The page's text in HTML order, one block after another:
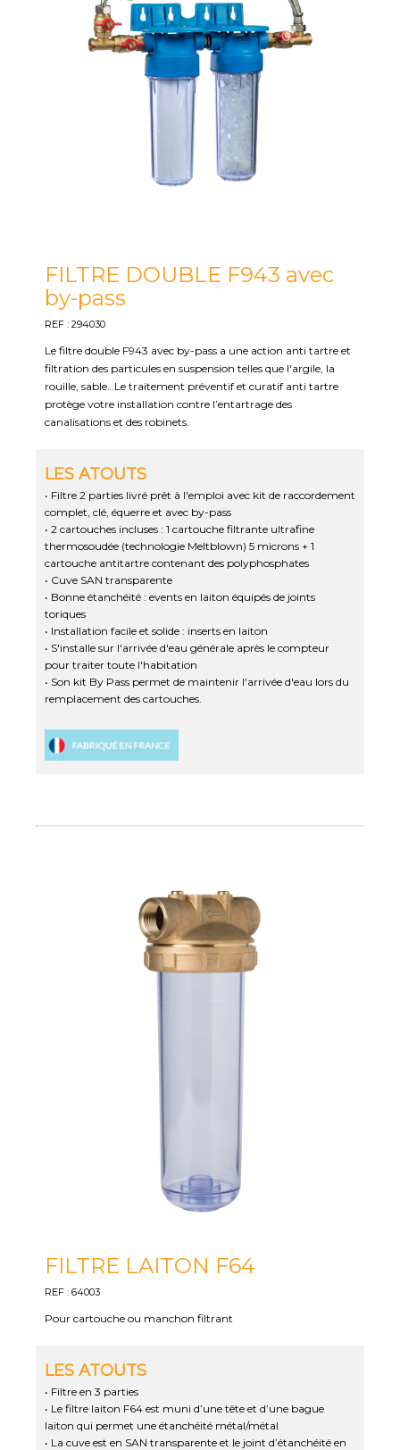
FILTRE DOUBLE F943 avec
by-pass
REF : 294030
Le filtre double F943 avec by-pass a une action anti tartre et
filtration des particules en suspension telles que l'argile, la
rouille, sable…Le traitement préventif et curatif anti tartre
protège votre installation contre l’entartrage des
canalisations et des robinets.
LES ATOUTS
• Filtre 2 parties livré prêt à l'emploi avec kit de raccordement
complet, clé, équerre et avec by-pass
• 2 cartouches incluses : 1 cartouche filtrante ultrafine
thermosoudée (technologie Meltblown) 5 microns + 1
cartouche antitartre contenant des polyphosphates
• Cuve SAN transparente
• Bonne étanchéité : events en laiton équipés de joints
toriques
• Installation facile et solide : inserts en laiton
• S'installe sur l'arrivée d'eau générale après le compteur
pour traiter toute l'habitation
• Son kit By Pass permet de maintenir l'arrivée d'eau lors du
remplacement des cartouches.
FILTRE LAITON F64
REF : 64003
Pour cartouche ou manchon filtrant
LES ATOUTS
• Filtre en 3 parties
• Le filtre laiton F64 est muni d’une tête et d’une bague
laiton qui permet une étanchéité métal/métal
• La cuve est en SAN transparente et le joint d’étanchéité en